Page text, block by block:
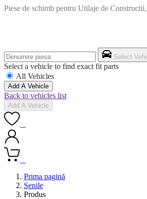
Piese de schimb pentru Utilaje de
Select
Select a vehicle to find exact fit parts
All Vehicles
Add A Vehicle
Back to vehicles list
Add A Vehicle
Prima pagină
Senile
Produs